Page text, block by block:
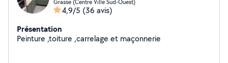
Grasse (Centre Ville Sud-Ouest)
4,9/5 (36 avis)
Présentation
Peinture ,toiture ,carrelage et maçonnerie